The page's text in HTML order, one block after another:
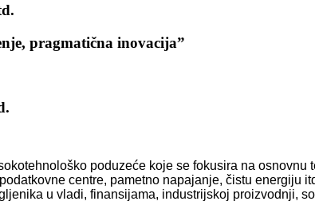
pragmatična inovacija”
poduzeće koje se fokusira na
centre, pametno napajanje, čistu energiju
u vladi, finansijama, industrijskoj proizvodnji,